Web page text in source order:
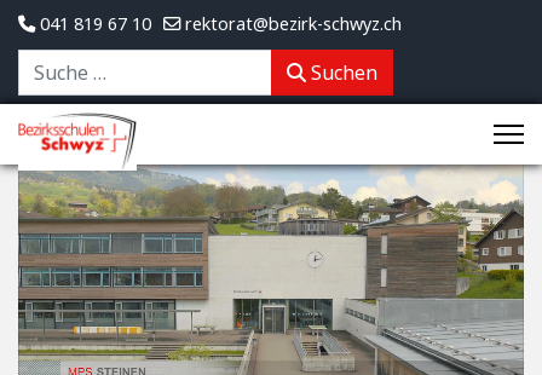
041 819 67 10 rektorat@bezirk-schwyz.ch
Suchen
Suchen